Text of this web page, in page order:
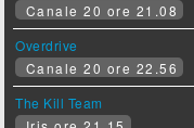
Canale 20 ore 21.08
Overdrive
Canale 20 ore 22.56
The Kill Team